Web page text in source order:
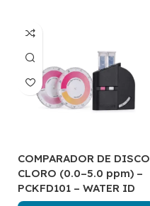
COMPARADOR DE DISCO
CLORO (0.0–5.0 ppm) –
PCKFD101 – WATER ID